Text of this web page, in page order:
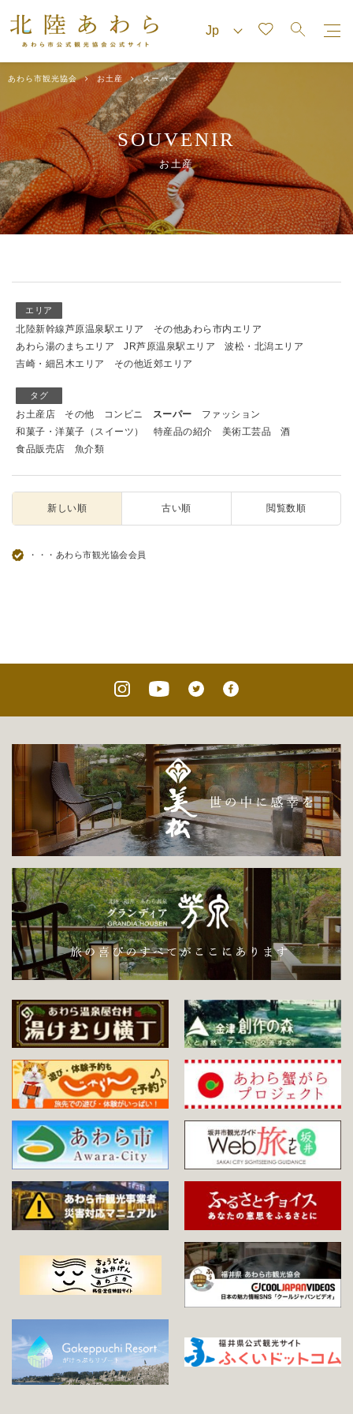
あわら市観光協会 お土産 スーパー
SOUVENIR
お土産
エリア
北陸新幹線芦原温泉駅エリア
その他あわら市内エリア
あわら湯のまちエリア
JR芦原温泉駅エリア
波松・北潟エリア
吉崎・細呂木エリア
その他近郊エリア
タグ
お土産店 その他 コンビニ スーパー
ファッション
和菓子・洋菓子（スイーツ）
特産品の紹介 美術工芸品
酒
食品販売店
魚介類
新しい順 古い順 閲覧数順
・・・あわら市観光協会会員